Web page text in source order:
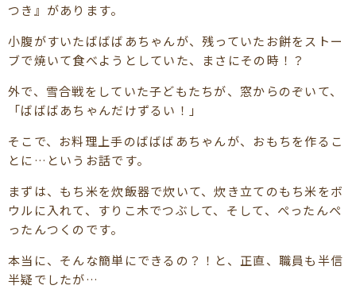
つき』があります。
小腹がすいたばばばあちゃんが、残っていたお餅をストー
ブで焼いて食べようとしていた、まさにその時！？
外で、雪合戦をしていた子どもたちが、窓からのぞいて、
「ばばばあちゃんだけずるい！」
そこで、お料理上手のばばばあちゃんが、おもちを作るこ
とに…というお話です。
まずは、もち米を炊飯器で炊いて、炊き立てのもち米をボ
ウルに入れて、すりこ木でつぶして、そして、ぺったんぺ
ったんつくのです。
本当に、そんな簡単にできるの？！と、正直、職員も半信
半疑でしたが…